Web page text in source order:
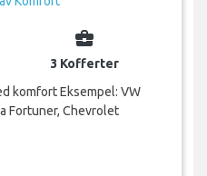
business_center
3 Kofferter
komfort Eksempel: VW
Fortuner, Chevrolet